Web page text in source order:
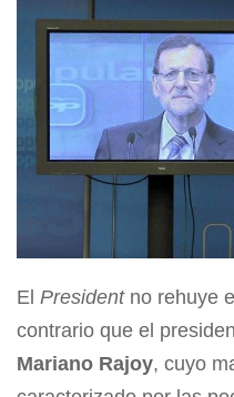
El Presidentno rehuye
contrario que el
Mariano Rajoy, cuyo